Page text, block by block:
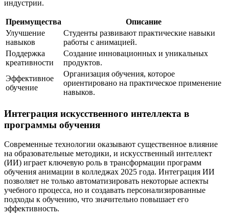
индустрии.
Преимущества
Описание
Улучшение
навыков
Студенты развивают практические навыки
работы с анимацией.
Поддержка
креативности
Создание инновационных и уникальных
продуктов.
Эффективное
обучение
Организация обучения, которое
ориентировано на практическое применение
навыков.
Интеграция искусственного интеллекта в
программы обучения
Современные технологии оказывают существенное влияние
на образовательные методики, и искусственный интеллект
(ИИ) играет ключевую роль в трансформации программ
обучения анимации в колледжах 2025 года. Интеграция ИИ
позволяет не только автоматизировать некоторые аспекты
учебного процесса, но и создавать персонализированные
подходы к обучению, что значительно повышает его
эффективность.